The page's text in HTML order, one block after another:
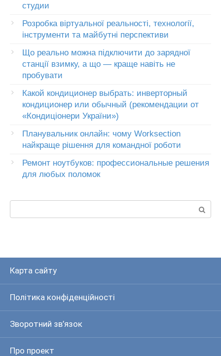
студии
Розробка віртуальної реальності, технології,
інструменти та майбутні перспективи
Що реально можна підключити до зарядної
станції взимку, а що — краще навіть не
пробувати
Какой кондиционер выбрать: инверторный
кондиционер или обычный (рекомендации от
«Кондиціонери України»)
Планувальник онлайн: чому Worksection
найкраще рішення для командної роботи
Ремонт ноутбуков: профессиональные решения
для любых поломок
Карта сайту
Політика конфіденційності
Зворотний зв’язок
Про проект